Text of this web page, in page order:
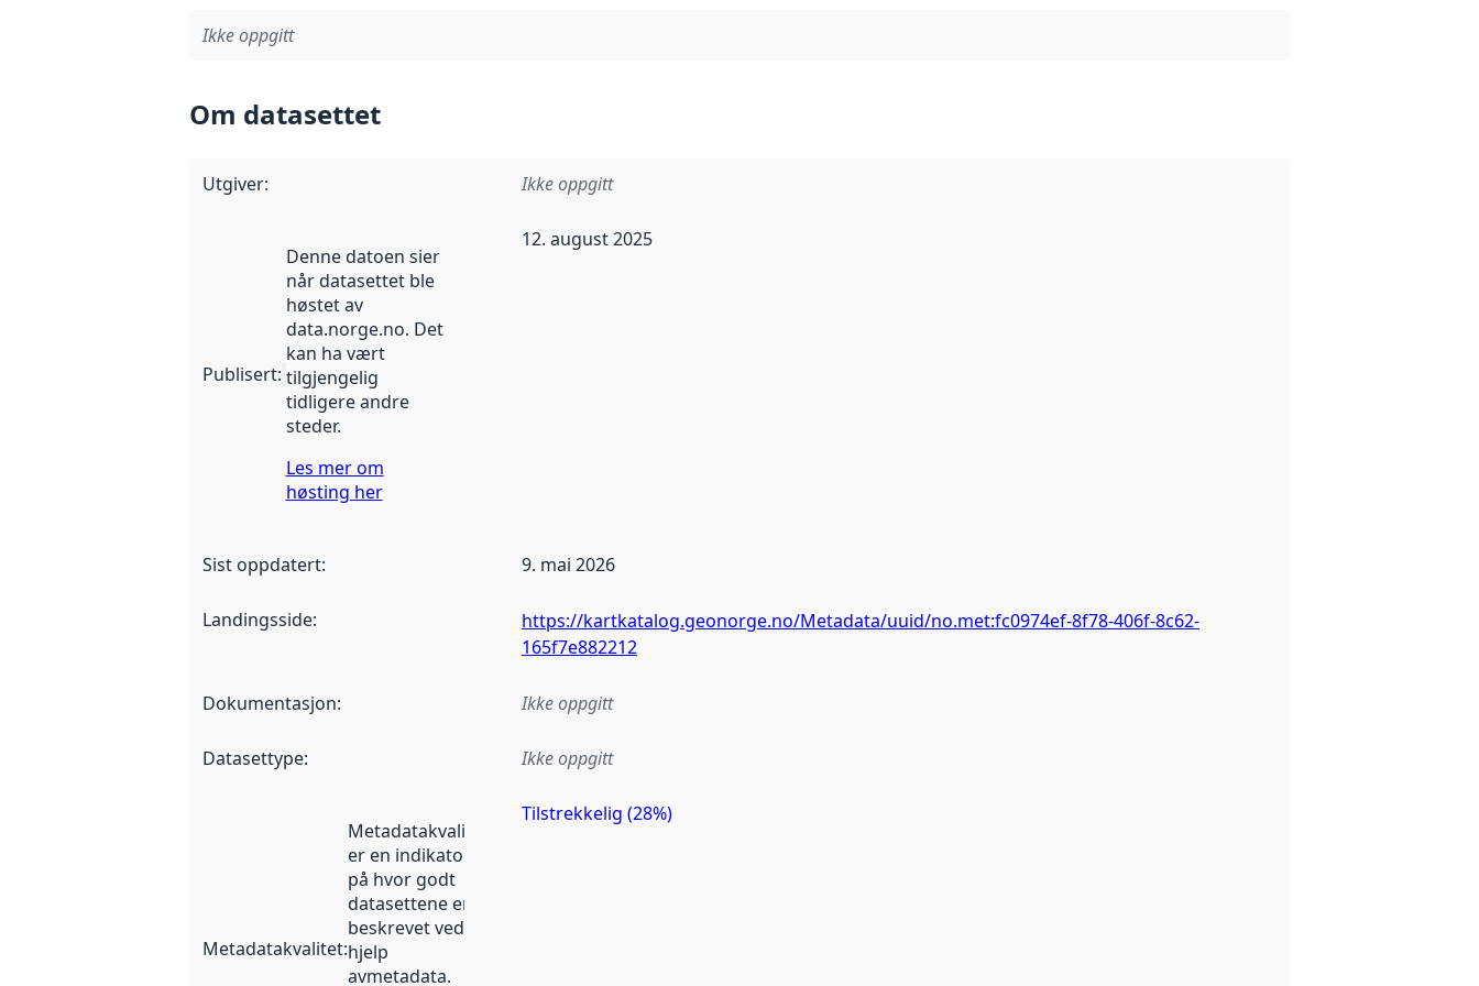
Ikke oppgitt
Om datasettet
Utgiver: Ikke oppgitt
Publisert:
Denne datoen sier
når datasettet ble
høstet av
data.norge.no. Det
kan ha vært
tilgjengelig
tidligere andre
steder.
Les mer om
høsting her
12. august 2025
Sist oppdatert: 9. mai 2026
Landingsside:
https://kartkatalog.geonorge.no/Metadata/uuid/no.met:fc0974ef-8f78-406f-8c62-
165f7e882212
Dokumentasjon: Ikke oppgitt
Datasettype: Ikke oppgitt
Metadatakvalitet:
Metadatakvalitet
er en indikator
på hvor godt
datasettene er
beskrevet ved
hjelp
avmetadata.
Tilstrekkelig (28%)